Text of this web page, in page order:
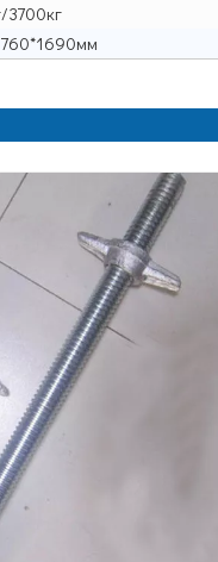
3700кг